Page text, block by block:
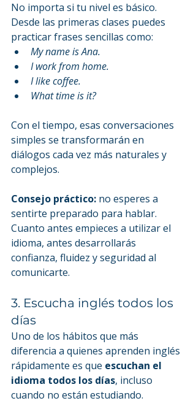
No importa si tu nivel es básico.
Desde las primeras clases puedes
practicar frases sencillas como:
My name is Ana.
I work from home.
I like coffee.
What time is it?
Con el tiempo, esas conversaciones
simples se transformarán en
diálogos cada vez más naturales y
complejos.
Consejo práctico: no esperes a
sentirte preparado para hablar.
Cuanto antes empieces a utilizar el
idioma, antes desarrollarás
confianza, fluidez y seguridad al
comunicarte.
3. Escucha inglés todos los
días
Uno de los hábitos que más
diferencia a quienes aprenden inglés
rápidamente es que escuchan el
idioma todos los días, incluso
cuando no están estudiando.